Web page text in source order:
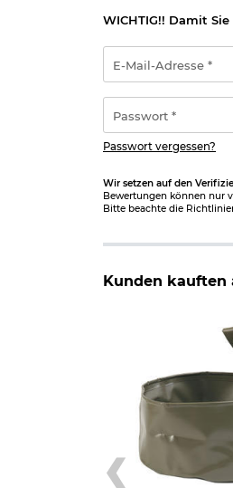
WICHTIG!! Damit
Mail-
Adresse
*
Passwort vergessen?
Wir setzen auf den
Bewertungen können nur
Bitte beachte die
Kunden kauften